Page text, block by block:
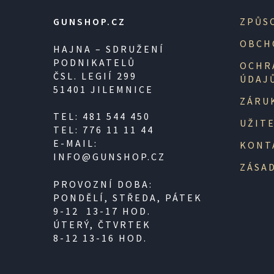
GUNSHOP.CZ
HAJNA – SDRUŽENÍ
PODNIKATELŮ
ČSL. LEGIÍ 299
51401 JILEMNICE
TEL: 481 544 450
TEL: 776 11 11 44
E-MAIL:
INFO@GUNSHOP.CZ
PROVOZNÍ DOBA:
PONDĚLÍ, STŘEDA, PÁTEK
9-12 13-17 HOD.
ÚTERÝ, ČTVRTEK
8-12 13-16 HOD.